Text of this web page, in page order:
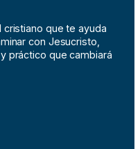
cristiano que te ayuda
con Jesucristo,
práctico que cambiará